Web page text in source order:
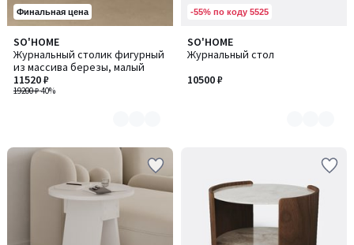
Финальная цена
SO'HOME
Журнальный столик фигурный
из массива березы, малый
19200 ₽-40%
11520 ₽
Количество
цветов:
4
-55% по коду 5525
SO'HOME
Журнальный стол
10500 ₽
Количество
цветов:
4